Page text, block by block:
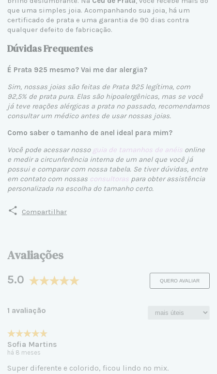
que uma simples joia. Acompanhando sua joia, há um
certificado de prata e uma garantia de 90 dias contra
qualquer defeito de fabricação.
Dúvidas Frequentes
É Prata 925 mesmo? Vai me dar alergia?
Sim, nossas joias são feitas de Prata 925 legítima, com
92,5% de prata pura. Elas são hipoalergênicas, mas se você
já teve reações alérgicas a prata no passado, recomendamos
consultar um médico antes de usar nossas joias.
Como saber o tamanho de anel ideal para mim?
Você pode acessar nosso guia de tamanhos de anéis online
e medir a circunferência interna de um anel que você já
possui e comparar com nossa tabela. Se tiver dúvidas, entre
em contato com nossas consultoras para obter assistência
personalizada na escolha do tamanho certo.
Compartilhar
Avaliações
5.0 QUERO AVALIAR
1 avaliação
Sofia Martins
há 8 meses
Super diferente e colorido, ficou lindo no mix.